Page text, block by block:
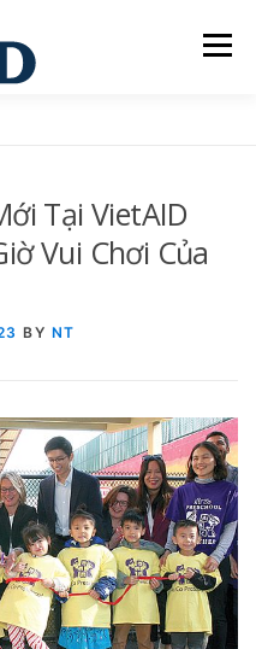
Menu
SINH HOẠT
Tại VietAID
Vui Chơi Của
BY NT